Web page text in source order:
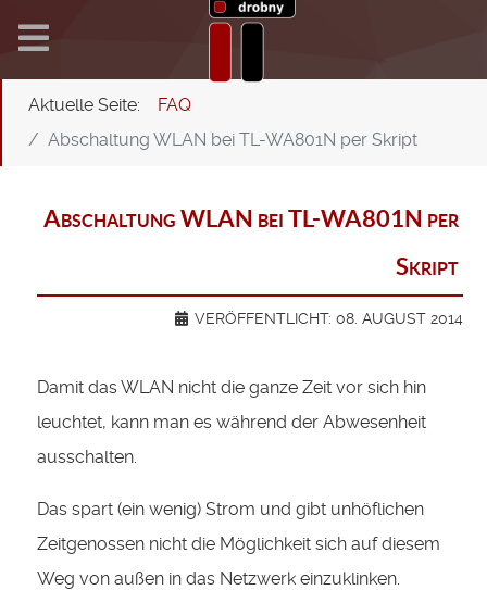
Aktuelle Seite:
FAQ
Abschaltung WLAN bei TL-WA801N per Skript
Abschaltung WLAN bei TL-WA801N per
Skript
VERÖFFENTLICHT: 08. AUGUST 2014
Damit das WLAN nicht die ganze Zeit vor sich hin
leuchtet, kann man es während der Abwesenheit
ausschalten.
Das spart (ein wenig) Strom und gibt unhöflichen
Zeitgenossen nicht die Möglichkeit sich auf diesem
Weg von außen in das Netzwerk einzuklinken.